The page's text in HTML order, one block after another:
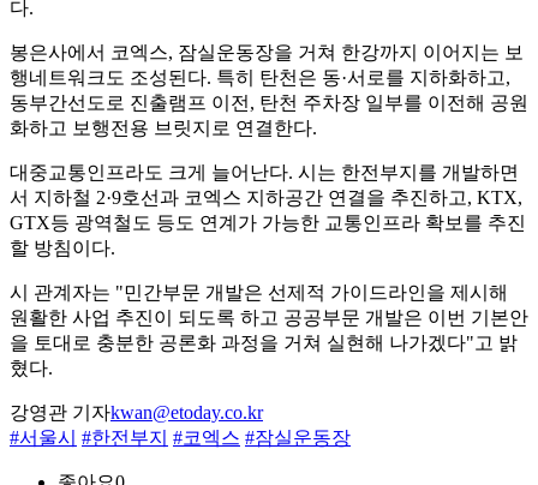
다.
봉은사에서 코엑스, 잠실운동장을 거쳐 한강까지 이어지는 보
행네트워크도 조성된다. 특히 탄천은 동·서로를 지하화하고,
동부간선도로 진출램프 이전, 탄천 주차장 일부를 이전해 공원
화하고 보행전용 브릿지로 연결한다.
대중교통인프라도 크게 늘어난다. 시는 한전부지를 개발하면
서 지하철 2·9호선과 코엑스 지하공간 연결을 추진하고, KTX,
GTX등 광역철도 등도 연계가 가능한 교통인프라 확보를 추진
할 방침이다.
시 관계자는 "민간부문 개발은 선제적 가이드라인을 제시해
원활한 사업 추진이 되도록 하고 공공부문 개발은 이번 기본안
을 토대로 충분한 공론화 과정을 거쳐 실현해 나가겠다"고 밝
혔다.
강영관 기자kwan@etoday.co.kr
#서울시 #한전부지 #코엑스 #잠실운동장